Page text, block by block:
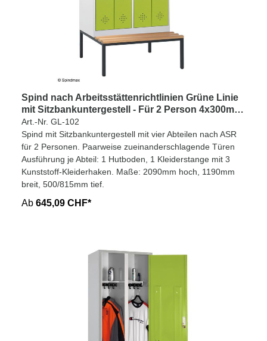
Spind nach Arbeitsstättenrichtlinien Grüne Linie
mit Sitzbankuntergestell - Für 2 Person 4x300mm
Abteilbreite
Art.-Nr. GL-102
Spind mit Sitzbankuntergestell mit vier Abteilen nach ASR
für 2 Personen. Paarweise zueinanderschlagende Türen
Ausführung je Abteil: 1 Hutboden, 1 Kleiderstange mit 3
Kunststoff-Kleiderhaken. Maße: 2090mm hoch, 1190mm
breit, 500/815mm tief.
Ab 645,09 CHF*